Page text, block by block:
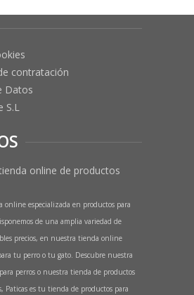
contratación
Datos
S.L
online de productos
online especializada en productos para
de una amplia variedad de
precios, en nuestra tienda online
tu perro o tu gato. Descubre nuestra
perros o nuestra tienda de productos
Paticas es tu tienda de productos para